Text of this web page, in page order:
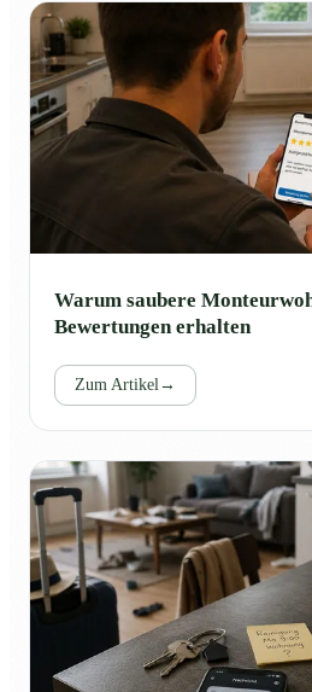
Warum saubere
Bewertungen erhalten
Zum Artikel→